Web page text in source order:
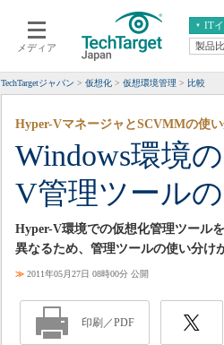
メディア
IT
クラウド
スマートモバイル
ネットワーク
システム運用管理
エンタープ
ERP
CX
情報系シス
製品
TechTargetジャパン 仮想化 仮想環境管理 比較
Windows環境
V管理ツール
Hyper-VマネージャとSCVMMの使
Hyper-V環境での仮想化管理ツール
異なるため、管理ツールの使い分け
≫ 2011年05月27日 08時00分 公開
印刷／PDF